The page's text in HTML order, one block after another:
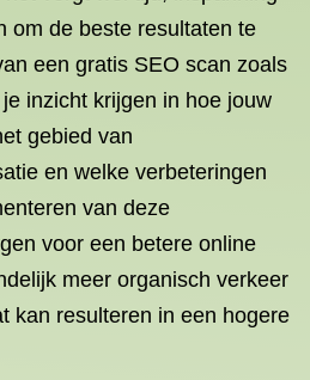
om de beste resultaten te
een gratis SEO scan zoals
inzicht krijgen in hoe jouw
gebied van
en welke verbeteringen
van deze
voor een betere online
meer organisch verkeer
kan resulteren in een hogere